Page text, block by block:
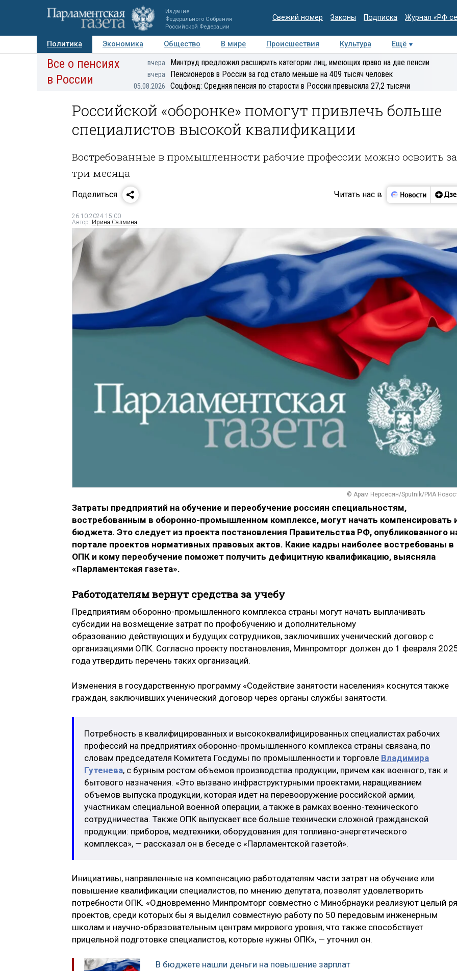
Издание
Федерального Собрания
Российской Федерации
Свежий номер Законы Подписка Журнал «РФ
Политика Экономика Общество В мире Происшествия Культура Ещё
Авторы Персоны Мнения Регионы Медиацентр Интервью Колумнисты
Деловая
Все о пенсиях
в России
вчера Минтруд предложил расширить категории лиц, имеющих право на две пенсии
вчера Пенсионеров в России за год стало меньше на 409 тысяч человек
05.08.2026 Соцфонд: Средняя пенсия по старости в России превысила 27,2 тысячи
Российской «оборонке» помогут привлечь больше
специалистов высокой квалификации
Востребованные в промышленности рабочие профессии можно освоить за
три месяца
Поделиться Читать нас в
26.10.2024 15:00
Автор: Ирина Салмина
© Арам Нерсесян/Sputnik/РИА
Затраты предприятий на обучение и переобучение россиян специальностям,
востребованным в оборонно-промышленном комплексе, могут начать компенсировать
бюджета. Это следует из проекта постановления Правительства РФ, опубликованного
портале проектов нормативных правовых актов. Какие кадры наиболее востребованы в
ОПК и кому переобучение поможет получить дефицитную квалификацию, выясняла
«Парламентская газета».
Работодателям вернут средства за учебу
Предприятиям оборонно-промышленного комплекса страны могут начать выплачивать
субсидии на возмещение затрат по профобучению и дополнительному
образованию действующих и будущих сотрудников, заключивших ученический договор с
организациями ОПК. Согласно проекту постановления, Минпромторг должен до 1 февраля
года утвердить перечень таких организаций.
Изменения в государственную программу «Содействие занятости населения» коснутся также
граждан, заключивших ученический договор через органы службы занятости.
Потребность в квалифицированных и высококвалифицированных специалистах рабочих
профессий на предприятиях оборонно-промышленного комплекса страны связана, по
словам председателя Комитета Госдумы по промышленности и торговле Владимира
Гутенева, с бурным ростом объемов производства продукции, причем как военного, так и
бытового назначения. «Это вызвано инфраструктурными проектами, наращиванием
объемов выпуска продукции, которая идет на перевооружение российской армии,
участникам специальной военной операции, а также в рамках военно-технического
сотрудничества. Также ОПК выпускает все больше технически сложной гражданской
продукции: приборов, медтехники, оборудования для топливно-энергетического
комплекса», — рассказал он в беседе с «Парламентской газетой».
Инициативы, направленные на компенсацию работодателям части затрат на обучение или
повышение квалификации специалистов, по мнению депутата, позволят удовлетворить
потребности ОПК. «Одновременно Минпромторг совместно с Минобрнауки реализуют целый
проектов, среди которых бы я выделил совместную работу по 50 передовым инженерным
школам и научно-образовательным центрам мирового уровня, что также способствует
прицельной подготовке специалистов, которые нужны ОПК», — уточнил он.
В бюджете нашли деньги на повышение зарплат